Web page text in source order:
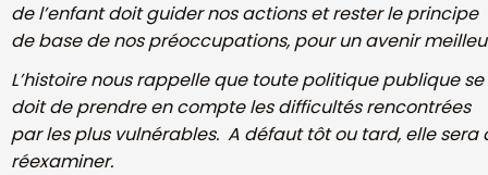
de l’enfant doitguider nos actions et rester le principe
de base de nospréoccupations, pourun avenir
L’histoire nous rappelle que toute politique publique se
doit de prendre en compte les difficultés rencontrées
par les plus vulnérables. A défaut tôt ou tard, elle sera
réexaminer.